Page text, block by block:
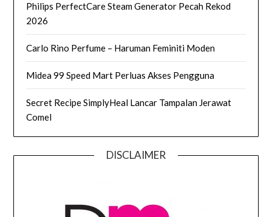
Philips PerfectCare Steam Generator Pecah Rekod
2026
Carlo Rino Perfume – Haruman Feminiti Moden
Midea 99 Speed Mart Perluas Akses Pengguna
Secret Recipe SimplyHeal Lancar Tampalan Jerawat
Comel
DISCLAIMER